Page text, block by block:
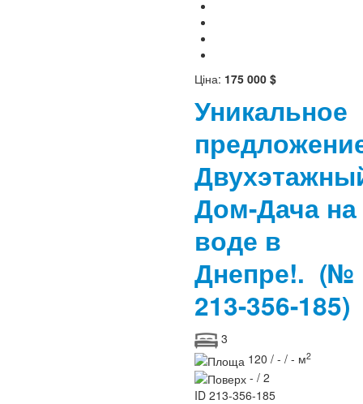
Ціна: 175 000 $
Уникальное
Дом-Дача на
воде в
Днепре!. (№
213-356-185)
3
120 / - / - м2
- / 2
ID 213-356-185